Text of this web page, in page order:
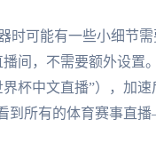
时可能有一些小细节
间，不需要额外设
界杯中文直播”），加
到所有的体育赛事直